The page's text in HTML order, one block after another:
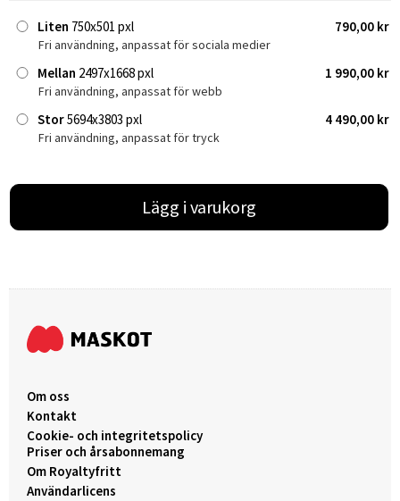
Liten 750x501 pxl 790,00 kr
Fri användning, anpassat för sociala medier
Mellan 2497x1668 pxl 1 990,00 kr
Fri användning, anpassat för webb
Stor5694x3803 pxl 4 490,00 kr
Fri användning, anpassat för tryck
Lägg i varukorg
Om oss
Kontakt
Cookie- och integritetspolicy
Priser och årsabonnemang
Om Royaltyfritt
Användarlicens